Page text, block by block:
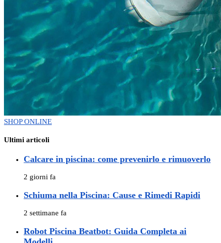
SHOP ONLINE
Ultimi articoli
Calcare in piscina: come prevenirlo e rimuoverlo
2 giorni fa
Schiuma nella Piscina: Cause e Rimedi Rapidi
2 settimane fa
Robot Piscina Beatbot: Guida Completa ai